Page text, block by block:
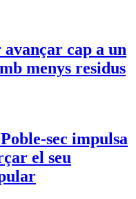
cap a un
menys residus
sec impulsa
el seu